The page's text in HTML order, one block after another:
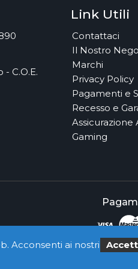
C.O.E.
Link Utili
Contattaci
Il Nostro
Marchi
Privacy Policy
Pagamenti e
Recesso e
Assicurazione
Gaming
Acconsenti ai nostri